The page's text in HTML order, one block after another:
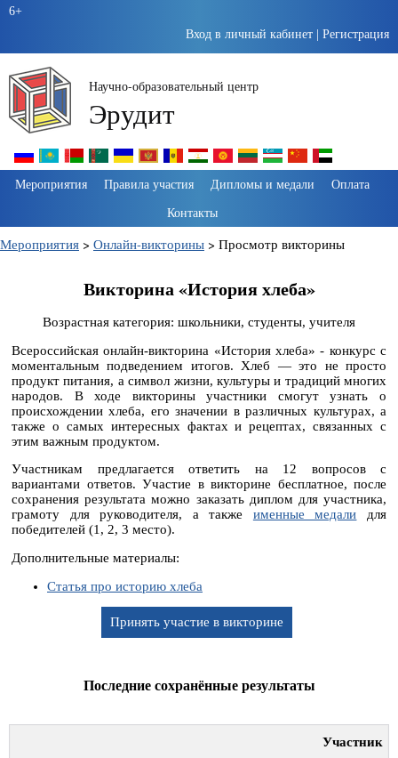
6+
Вход в личный кабинет
Регистрация
Научно-образовательный центр
Эрудит
Пропустить
навигацию
Мероприятия Правила участия Дипломы и медали
Оплата
Контакты
Мероприятия > Онлайн-викторины > Просмотр викторины
Викторина «История хлеба»
Возрастная категория: школьники, студенты, учителя
Всероссийская онлайн-викторина «История хлеба» - конкурс с
моментальным подведением итогов. Хлеб — это не просто
продукт питания, а символ жизни, культуры и традиций многих
народов. В ходе викторины участники смогут узнать о
происхождении хлеба, его значении в различных культурах, а
также о самых интересных фактах и рецептах, связанных с
этим важным продуктом.
Участникам предлагается ответить на 12 вопросов с
вариантами ответов. Участие в викторине бесплатное, после
сохранения результата можно заказать диплом для участника,
грамоту для руководителя, а также именные медали для
победителей (1, 2, 3 место).
Дополнительные материалы:
Статья про историю хлеба
Принять участие в викторине
Последние сохранённые результаты
Участник